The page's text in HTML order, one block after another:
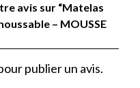
avis sur “Matelas
– MOUSSE
publier un avis.